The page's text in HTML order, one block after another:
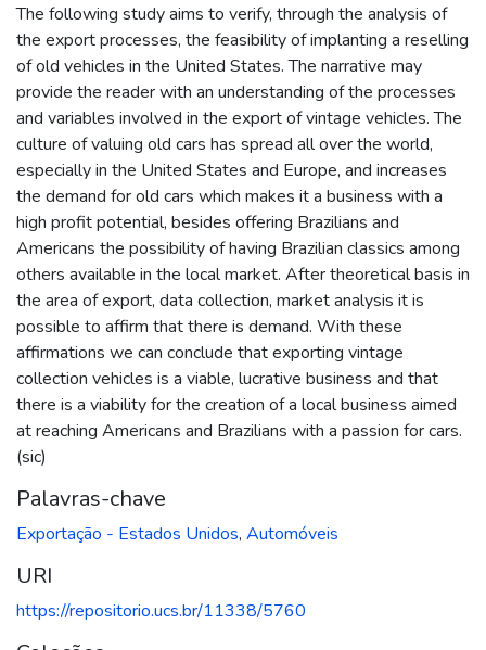
The following study aims to verify, through the analysis of
the export processes, the feasibility of implanting a reselling
of old vehicles in the United States. The narrative may
provide the reader with an understanding of the processes
and variables involved in the export of vintage vehicles. The
culture of valuing old cars has spread all over the world,
especially in the United States and Europe, and increases
the demand for old cars which makes it a business with a
high profit potential, besides offering Brazilians and
Americans the possibility of having Brazilian classics among
others available in the local market. After theoretical basis in
the area of export, data collection, market analysis it is
possible to affirm that there is demand. With these
affirmations we can conclude that exporting vintage
collection vehicles is a viable, lucrative business and that
there is a viability for the creation of a local business aimed
at reaching Americans and Brazilians with a passion for cars.
(sic)
Palavras-chave
Exportação - Estados Unidos, Automóveis
URI
https://repositorio.ucs.br/11338/5760